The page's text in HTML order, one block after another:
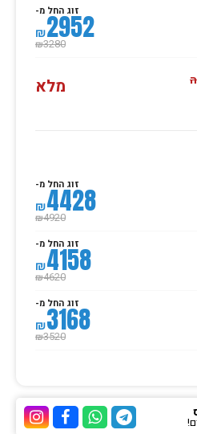
זוג החל מ-
₪2952
₪3280
מלא
זוג החל מ-
₪4428
₪4920
זוג החל מ-
₪4158
₪4620
זוג החל מ-
₪3168
₪3520
ערוץ ערוץ
ערוץ הוואטסאפ של
ערוץ הטלגרם של הוטלס